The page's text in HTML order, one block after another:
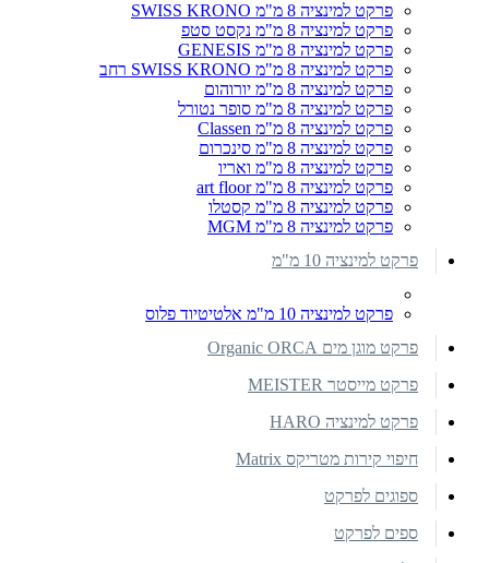
פרקט למינציה 8 מ"מ SWISS KRONO
פרקט למינציה 8 מ"מ נקסט סטפ
פרקט למינציה 8 מ"מ GENESIS
פרקט למינציה 8 מ"מ SWISS KRONO רחב
פרקט למינציה 8 מ"מ יורוהום
פרקט למינציה 8 מ"מ סופר נטורל
פרקט למינציה 8 מ"מ Classen
פרקט למינציה 8 מ"מ סינכרום
פרקט למינציה 8 מ"מ ואריו
פרקט למינציה 8 מ"מ art floor
פרקט למינציה 8 מ"מ קסטלו
פרקט למינציה 8 מ"מ MGM
פרקט למינציה 10 מ"מ
פרקט למינציה 10 מ"מ אלטיטיוד פלוס
פרקט מוגן מים Organic ORCA
פרקט מייסטר MEISTER
פרקט למינציה HARO
חיפוי קירות מטריקס Matrix
ספוגים לפרקט
ספים לפרקט